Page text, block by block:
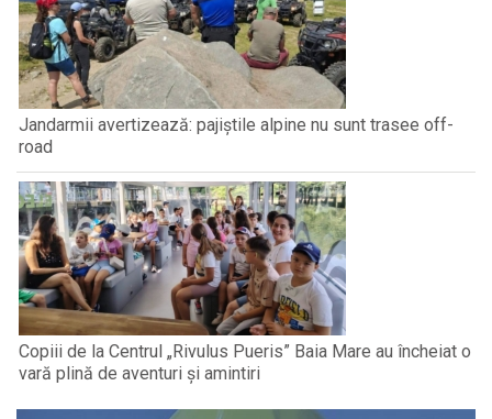
Jandarmii avertizează: pajiștile alpine nu sunt trasee off-
road
Copiii de la Centrul „Rivulus Pueris” Baia Mare au încheiat o
vară plină de aventuri și amintiri